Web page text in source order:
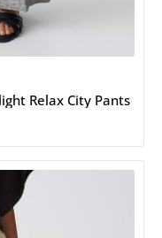
Relax City Pants